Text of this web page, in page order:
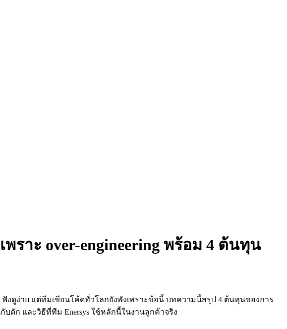
าะ over-engineering พร้อม 4 ต้นทุน
— ฟังดูง่าย แต่ทีมเขียนโค้ดทั่วโลกยังพังเพราะข้อนี้ บทความนี้สรุป 4 ต้นทุนของการ
บดัก และวิธีที่ทีม Enersys ใช้หลักนี้ในงานลูกค้าจริง